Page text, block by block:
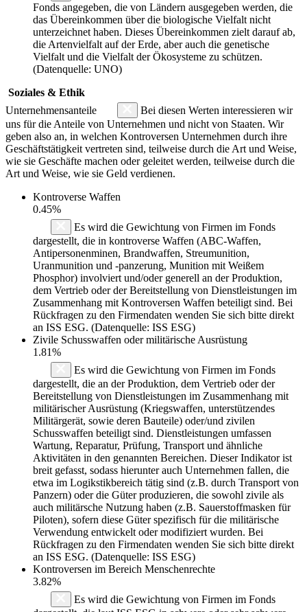
Fonds angegeben, die von Ländern ausgegeben werden, die
das Übereinkommen über die biologische Vielfalt nicht
unterzeichnet haben. Dieses Übereinkommen zielt darauf ab,
die Artenvielfalt auf der Erde, aber auch die genetische
Vielfalt und die Vielfalt der Ökosysteme zu schützen.
(Datenquelle: UNO)
Soziales & Ethik
Unternehmensanteile
Bei diesen Werten interessieren wir
uns für die Anteile von Unternehmen und nicht von Staaten. Wir
geben also an, in welchen Kontroversen Unternehmen durch ihre
Geschäftstätigkeit vertreten sind, teilweise durch die Art und Weise,
wie sie Geschäfte machen oder geleitet werden, teilweise durch die
Art und Weise, wie sie Geld verdienen.
Kontroverse Waffen
0.45%
Es wird die Gewichtung von Firmen im Fonds
dargestellt, die in kontroverse Waffen (ABC-Waffen,
Antipersonenminen, Brandwaffen, Streumunition,
Uranmunition und -panzerung, Munition mit Weißem
Phosphor) involviert und/oder generell an der Produktion,
dem Vertrieb oder der Bereitstellung von Dienstleistungen im
Zusammenhang mit Kontroversen Waffen beteiligt sind. Bei
Rückfragen zu den Firmendaten wenden Sie sich bitte direkt
an ISS ESG. (Datenquelle: ISS ESG)
Zivile Schusswaffen oder militärische Ausrüstung
1.81%
Es wird die Gewichtung von Firmen im Fonds
dargestellt, die an der Produktion, dem Vertrieb oder der
Bereitstellung von Dienstleistungen im Zusammenhang mit
militärischer Ausrüstung (Kriegswaffen, unterstützendes
Militärgerät, sowie deren Bauteile) oder/und zivilen
Schusswaffen beteiligt sind. Dienstleistungen umfassen
Wartung, Reparatur, Prüfung, Transport und ähnliche
Aktivitäten in den genannten Bereichen. Dieser Indikator ist
breit gefasst, sodass hierunter auch Unternehmen fallen, die
etwa im Logikstikbereich tätig sind (z.B. durch Transport von
Panzern) oder die Güter produzieren, die sowohl zivile als
auch militärsche Nutzung haben (z.B. Sauerstoffmasken für
Piloten), sofern diese Güter spezifisch für die militärische
Verwendung entwickelt oder modifiziert wurden. Bei
Rückfragen zu den Firmendaten wenden Sie sich bitte direkt
an ISS ESG. (Datenquelle: ISS ESG)
Kontroversen im Bereich Menschenrechte
3.82%
Es wird die Gewichtung von Firmen im Fonds